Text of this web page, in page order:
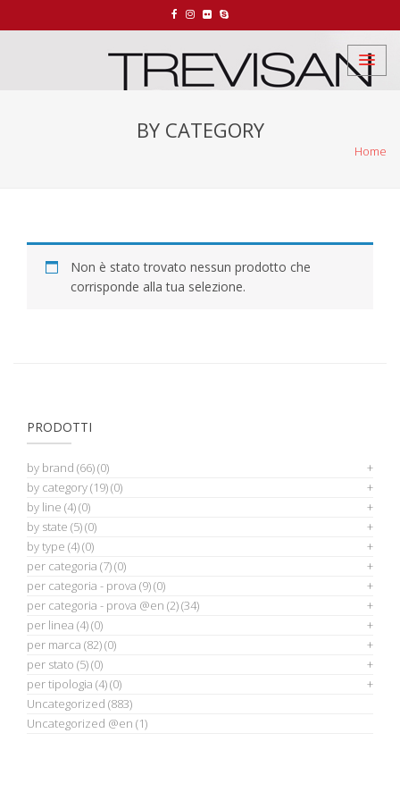
BY CATEGORY
Home
Non è stato trovato nessun prodotto che
corrisponde alla tua selezione.
PRODOTTI
by brand (66)(0)
by category(19)(0)
by line (4)(0)
by state (5)(0)
by type (4)(0)
per categoria (7)(0)
per categoria - prova (9)(0)
per categoria - prova @en (2)(34)
per linea (4)(0)
per marca (82)(0)
per stato (5)(0)
per tipologia (4)(0)
Uncategorized (883)
Uncategorized @en (1)